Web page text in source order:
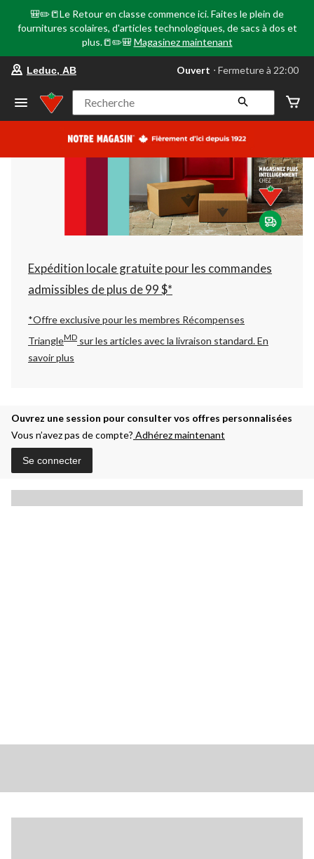
🎒✏️📒Le Retour en classe commence ici. Faites le plein de
fournitures scolaires, d'articles technologiques, de sacs à dos et
plus.📒✏️🎒 Magasinez maintenant
votre
préféré
Leduc,
AB,
courament
Fermeture
à
22:00
cliquer
pour
changer
Leduc, AB Ouvert ⋅ Fermeture à 22:00
Recherche
Expédition locale gratuite pour les commandes
admissibles de plus de 99 $*
*Offre exclusive pour les membres Récompenses
TriangleMD sur les articles avec la livraison standard.En
savoir plus
Ouvrez une session pour consulter vos offres personnalisées
Vous n’avez pas de compte? Adhérez maintenant
Se connecter